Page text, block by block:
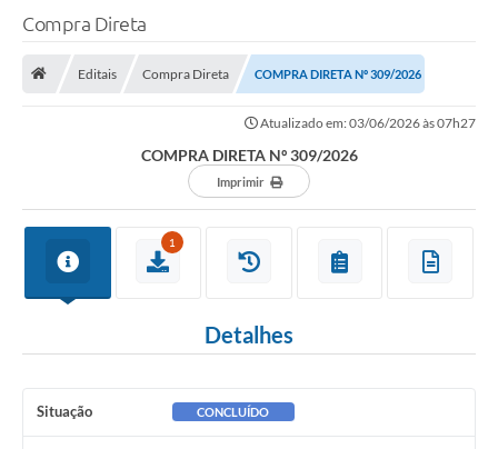
LEIS MUNICIPAIS
Diário Oficial
Ouvidoria
COVID19
Compra Direta
Editais Compra Direta COMPRA DIRETA Nº 309/2026
Atualizado em: 03/06/2026 às 07h27
COMPRA DIRETA Nº 309/2026
Imprimir
1
Detalhes
Situação CONCLUÍDO